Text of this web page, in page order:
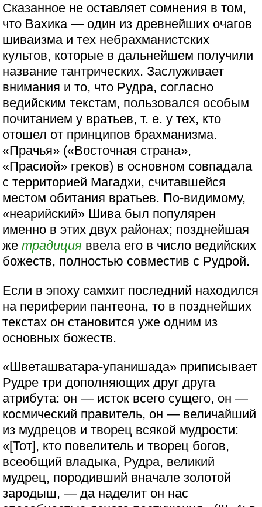
Сказанное не оставляет сомнения в том,
что Вахика — один из древнейших очагов
шиваизма и тех небрахманистских
культов, которые в дальнейшем получили
название тантрических. Заслуживает
внимания и то, что Рудра, согласно
ведийским текстам, пользовался особым
почитанием у вратьев, т. е. у тех, кто
отошел от принципов брахманизма.
«Прачья» («Восточная страна»,
«Прасиой» греков) в основном совпадала
с территорией Магадхи, считавшейся
местом обитания вратьев. По-видимому,
«неарийский» Шива был популярен
именно в этих двух районах; позднейшая
жетрадиция ввела его в число ведийских
божеств, полностью совместив с Рудрой.
Если в эпоху самхит последний находился
на периферии пантеона, то в позднейших
текстах он становится уже одним из
основных божеств.
«Шветашватара-упанишада» приписывает
Рудре три дополняющих друг друга
атрибута: он — исток всего сущего, он —
космический правитель, он — величайший
из мудрецов и творец всякой мудрости:
«[Тот], кто повелитель и творец богов,
всеобщий владыка, Рудра, великий
мудрец, породивший вначале золотой
зародыш, — да наделит он нас